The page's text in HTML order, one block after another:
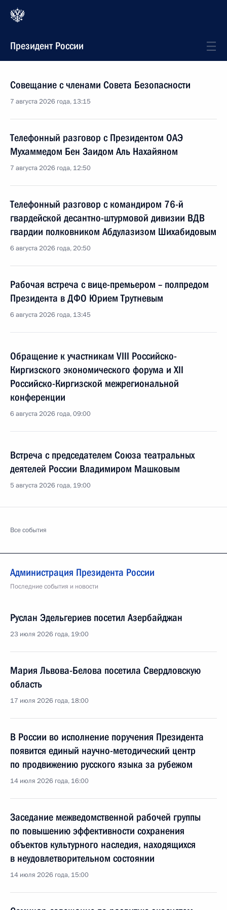
Президент России
Совещание с членами Совета Безопасности
7 августа 2026 года, 13:15
Телефонный разговор с Президентом ОАЭ
Мухаммедом Бен Заидом Аль Нахайяном
7 августа 2026 года, 12:50
Телефонный разговор с командиром 76-й
гвардейской десантно-штурмовой дивизии ВДВ
гвардии полковником Абдулазизом Шихабидовым
6 августа 2026 года, 20:50
Рабочая встреча с вице-премьером – полпредом
Президента в ДФО Юрием Трутневым
6 августа 2026 года, 13:45
Обращение к участникам VIII Российско-
Киргизского экономического форума и XII
Российско-Киргизской межрегиональной
конференции
6 августа 2026 года, 09:00
Встреча с председателем Союза театральных
деятелей России Владимиром Машковым
5 августа 2026 года, 19:00
Все события
Администрация Президента России
Последние события и новости
Руслан Эдельгериев посетил Азербайджан
23 июля 2026 года, 19:00
Мария Львова-Белова посетила Свердловскую
область
17 июля 2026 года, 18:00
В России во исполнение поручения Президента
появится единый научно-методический центр
по продвижению русского языка за рубежом
14 июля 2026 года, 16:00
Заседание межведомственной рабочей группы
по повышению эффективности сохранения
объектов культурного наследия, находящихся
в неудовлетворительном состоянии
14 июля 2026 года, 15:00